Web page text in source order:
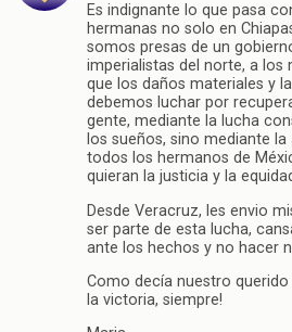
Es indignante lo que pasa
hermanas no solo en
somos presas de un
imperialistas del norte, a los
que los daños materiales y
debemos luchar por
gente, mediante la lucha
los sueños, sino mediante
todos los hermanos de
quieran la justicia y la
Desde Veracruz, les envio
ser parte de esta lucha,
ante los hechos y no hacer
Como decía nuestro
la victoria, siempre!